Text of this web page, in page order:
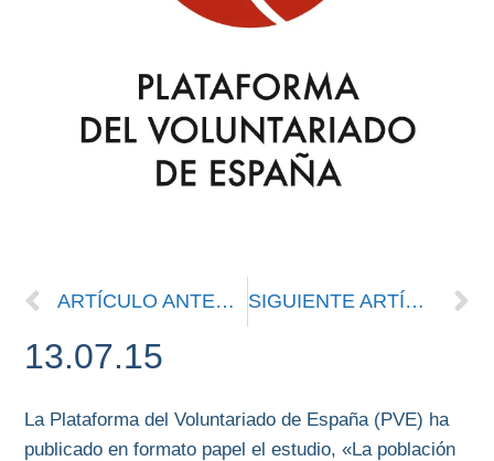
ARTÍCULO ANTERIOR SIGUIENTE ARTÍCULO
13.07.15
La Plataforma del Voluntariado de España (PVE) ha
publicado en formato papel el estudio, «La población